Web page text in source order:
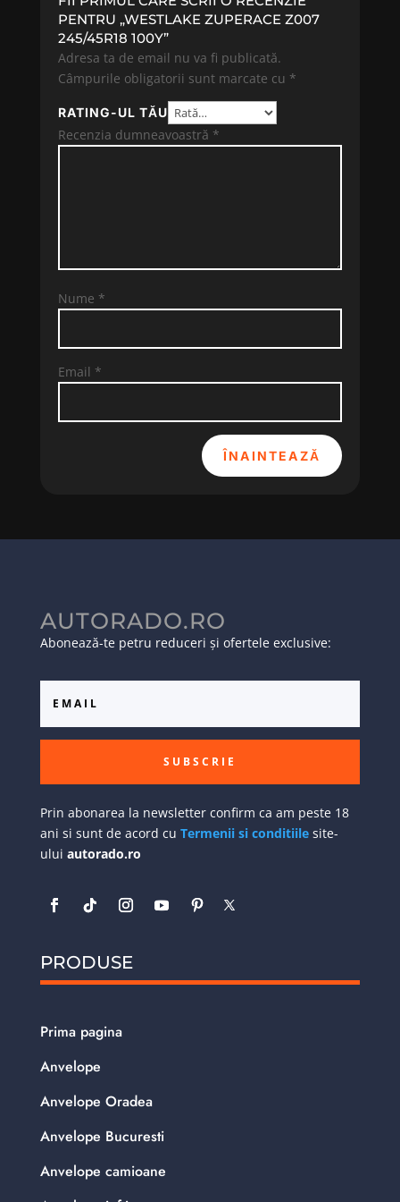
PENTRU „WESTLAKE ZUPERACE Z007
245/45R18 100Y”
Adresa ta de email nu va fi publicată.
Câmpurile obligatorii sunt marcate cu *
RATING-UL TĂU
Recenzia dumneavoastră *
Nume *
Email *
ÎNAINTEAZĂ
AUTORADO.RO
Abonează-te petru reduceri și ofertele exclusive:
SUBSCRIE
Prin abonarea la newsletter confirm ca am peste 18
ani si sunt de acord cu Termenii si conditiilesite-
ului autorado.ro
PRODUSE
Prima pagina
Anvelope
Anvelope Oradea
Anvelope Bucuresti
Anvelope camioane